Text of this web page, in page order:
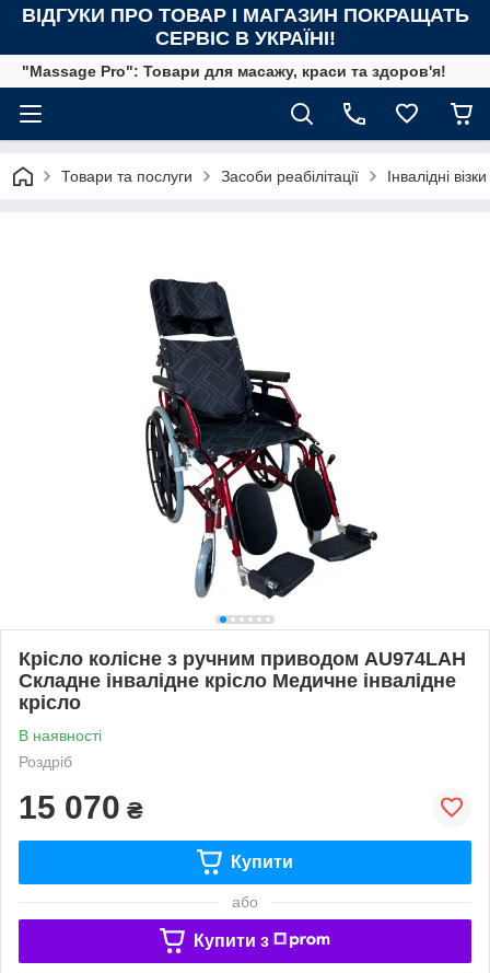
ВІДГУКИ ПРО ТОВАР І МАГАЗИН ПОКРАЩАТЬ
СЕРВІС В УКРАЇНІ!
"Massage Pro": Товари для масажу, краси та здоров'я!
Товари та послуги Засоби реабілітації Інвалідні візки
Крісло колісне з ручним приводом AU974LAH
Складне інвалідне крісло Медичне інвалідне
крісло
В наявності
Роздріб
15 070 ₴
Купити
або
Купити з